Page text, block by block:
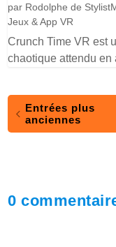
par Rodolphe de
Jeux & App VR
Crunch Time VR est
chaotique attendu en
Entrées plus
anciennes
0